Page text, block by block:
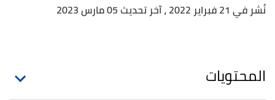
نُشر في 21 فبراير 2022
، آخر تحديث 05 مارس 2023
المحتويات